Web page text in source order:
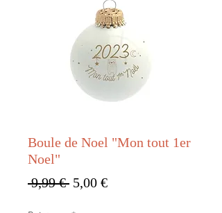
Boule de Noel "Mon tout 1er
Noel"
9,99 € Prix original
5,00 €Prix promotionnel